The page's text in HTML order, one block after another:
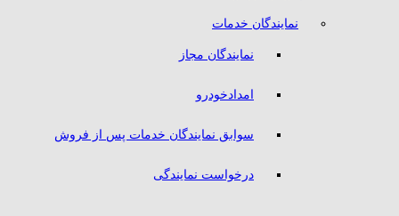
نمایندگان خدمات
نمایندگان مجاز
امدادخودرو
سوابق نمایندگان خدمات پس از فروش
درخواست نمایندگی